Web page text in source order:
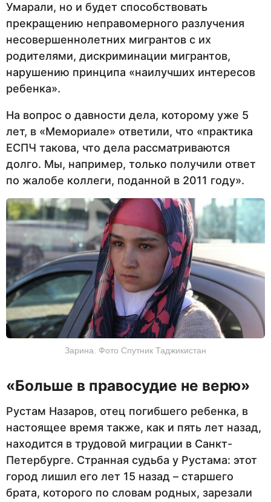
Умарали, но и будет способствовать
прекращению неправомерного разлучения
несовершеннолетних мигрантов с их
родителями, дискриминации мигрантов,
нарушению принципа «наилучших интересов
ребенка».
На вопрос о давности дела, которому уже 5
лет, в «Мемориале» ответили, что «практика
ЕСПЧ такова, что дела рассматриваются
долго. Мы, например, только получили ответ
по жалобе коллеги, поданной в 2011 году».
Зарина. Фото Спутник Таджикистан
«Больше в правосудие не верю»
Рустам Назаров, отец погибшего ребенка, в
настоящее время также, как и пять лет назад,
находится в трудовой миграции в Санкт-
Петербурге. Странная судьба у Рустама: этот
город лишил его лет 15 назад – старшего
брата, которого по словам родных, зарезали